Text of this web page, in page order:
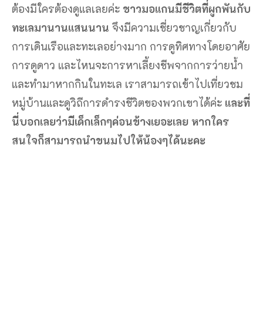
ต้องมีใครต้องดูแลเลยค่ะ ชาวมอแกนมีชีวิตที่ผูกพันกับ
ทะเลมานานแสนนาน จึงมีความเชี่ยวชาญเกี่ยวกับ
การเดินเรือและทะเลอย่างมาก การดูทิศทางโดยอาศัย
การดูดาว และไหนจะการหาเลี้ยงชีพจากการว่ายน้ำ
และทำมาหากกินในทะเล เราสามารถเข้าไปเที่ยวชม
หมู่บ้านและดูวิถีการดำรงชีวิตของพวกเขาได้ค่ะ และที่
นี่บอกเลยว่ามีเด็กเล็กๆค่อนข้างเยอะเลย หากใคร
สนใจก็สามารถนำขนมไปให้น้องๆได้นะคะ